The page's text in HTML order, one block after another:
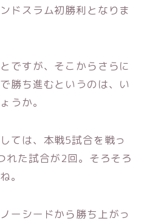
ドスラム初勝利となりま
ですが、そこからさらに
勝ち進むというのは、い
うか。
ては、本戦5試合を戦っ
れた試合が2回。そろそろ
。
ーシードから勝ち上がっ